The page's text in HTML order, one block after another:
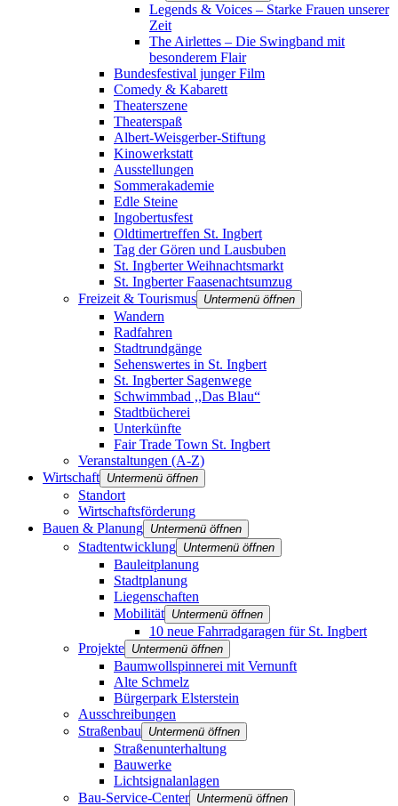
Legends & Voices – Starke Frauen unserer
Zeit
The Airlettes – Die Swingband mit
besonderem Flair
Bundesfestival junger Film
Comedy & Kabarett
Theaterszene
Theaterspaß
Albert-Weisgerber-Stiftung
Kinowerkstatt
Ausstellungen
Sommerakademie
Edle Steine
Ingobertusfest
Oldtimertreffen St. Ingbert
Tag der Gören und Lausbuben
St. Ingberter Weihnachtsmarkt
St. Ingberter Faasenachtsumzug
Freizeit & Tourismus Untermenü öffnen
Wandern
Radfahren
Stadtrundgänge
Sehenswertes in St. Ingbert
St. Ingberter Sagenwege
Schwimmbad ,,Das Blau“
Stadtbücherei
Unterkünfte
Fair Trade Town St. Ingbert
Veranstaltungen (A-Z)
Wirtschaft Untermenü öffnen
Standort
Wirtschaftsförderung
Bauen & Planung Untermenü öffnen
Stadtentwicklung Untermenü öffnen
Bauleitplanung
Stadtplanung
Liegenschaften
Mobilität Untermenü öffnen
10 neue Fahrradgaragen für St. Ingbert
Projekte Untermenü öffnen
Baumwollspinnerei mit Vernunft
Alte Schmelz
Bürgerpark Elsterstein
Ausschreibungen
Straßenbau
Untermenü öffnen
Straßenunterhaltung
Bauwerke
Lichtsignalanlagen
Bau-Service-Center Untermenü öffnen